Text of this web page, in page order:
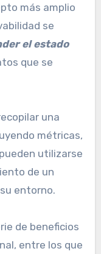
más amplio
se
el estado
que se
una
métricas,
utilizarse
de un
entorno.
de beneficios
entre los que